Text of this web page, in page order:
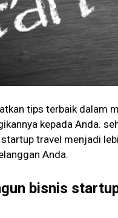
tips terbaik dalam
kepada Anda.
travel menjadi
Anda.
bisnis